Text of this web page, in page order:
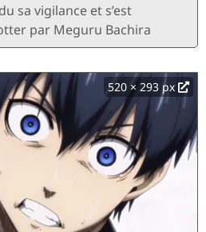
sa vigilance et s’est
par Meguru Bachira
520 × 293 px